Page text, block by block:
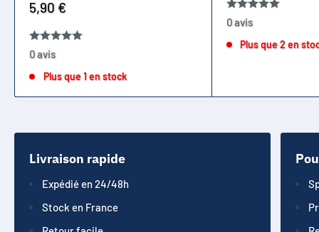
Prix
réduit
5,90 €
0 avis
Plus que 1 en stock
0 avis
Plus que 2 en
Livraison rapide
Expédié en 24/48h
Stock en France